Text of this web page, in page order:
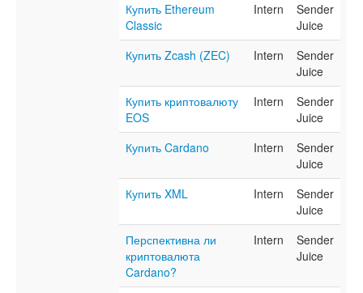
Купить Ethereum
Classic
Intern
Sender
Juice
Купить Zcash (ZEC)
Intern
Sender
Juice
Купить криптовалюту
EOS
Intern
Sender
Juice
Купить Cardano
Intern
Sender
Juice
Купить XML
Intern
Sender
Juice
Перспективна ли
криптовалюта
Cardano?
Intern
Sender
Juice